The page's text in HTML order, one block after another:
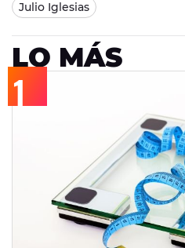
Julio Iglesias
LO MÁS